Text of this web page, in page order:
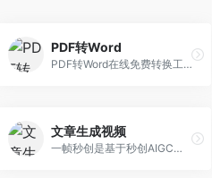
PDF转Word
PDF转Word在线免费转换工具HiPDF，是A股上市公司万兴科技旗下实力产品，是一款完全免费的PDF在线编辑工具。文档转换精确率高，可以免费将PDF转Word，还有PDF在线压缩、PDF合并、图片转PDF格式等多种功能，能满足不同的需求。
文章生成视频
一帧秒创是基于秒创AIGC引擎的智能AI内容生成平台，包含AI数字人、AI帮写、AI视频、AI作画等AIGC工具，可将百家号、公众号、头条号、搜狐号、新浪微博、小红书等文章一键转视频，一键生成数字人播报视频，为企业及自媒体提供一站式视频生产，全面提升内容创作效率。